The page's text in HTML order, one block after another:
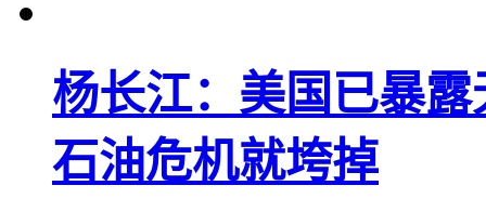
杨长江：美国已暴
石油危机就垮掉